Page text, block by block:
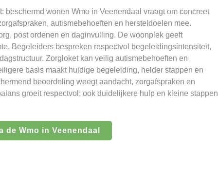
beschermd wonen Wmo in Veenendaal vraagt om concreet
autismebehoeften en hersteldoelen mee.
post ordenen en daginvulling. De woonplek geeft
Begeleiders bespreken respectvol begeleidingsintensiteit,
Zorgloket kan veilig autismebehoeften en
basis maakt huidige begeleiding, helder stappen en
beoordeling weegt aandacht, zorgafspraken en
groeit respectvol; ook duidelijkere hulp en kleine stappen
de Wmo in Veenendaal